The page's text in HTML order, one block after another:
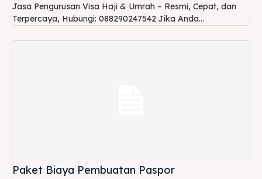
Jasa Pengurusan Visa Haji & Umrah – Resmi, Cepat, dan
Terpercaya, Hubungi: 088290247542 Jika Anda...
Paket Biaya Pembuatan Paspor